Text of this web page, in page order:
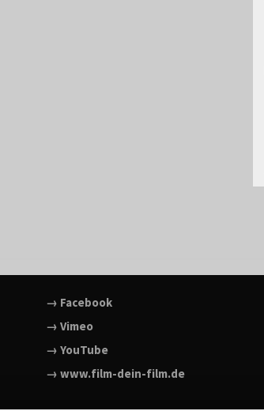
→ Facebook
→ Vimeo
→ YouTube
→ www.film-dein-film.de